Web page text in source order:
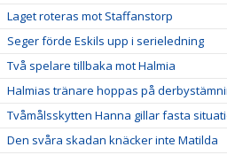
Laget roteras mot Staffanstorp
Seger förde Eskils upp i serieledning
Två spelare tillbaka mot Halmia
Halmias tränare hoppas på
Tvåmålsskytten Hanna gillar fasta
Den svåra skadan knäcker inte Matilda